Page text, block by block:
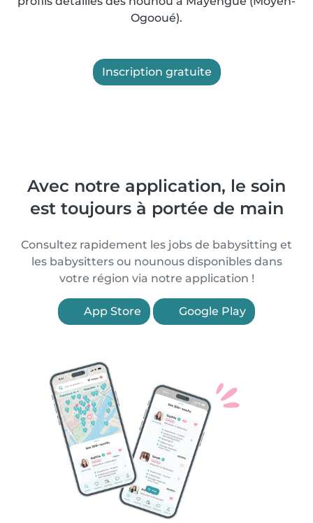
Ogooué).
Inscription gratuite
Avec notre application, le soin
est toujours à portée de main
Consultez rapidement les jobs de babysitting et
les babysitters ou nounous disponibles dans
votre région via notre application !
App Store Google Play